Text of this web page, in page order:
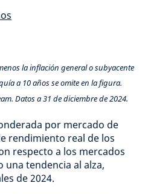
la inflación general o subyacente
a 10 años se omite en la figura.
Datos a 31 de diciembre de 2024.
por mercado de
rendimiento real de los
respecto a los mercados
una tendencia al alza,
de 2024.